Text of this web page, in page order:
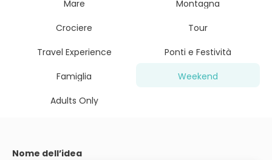
Mare
Montagna
Crociere
Tour
Travel Experience
Ponti e Festività
Famiglia
Weekend
Adults Only
Nome dell’idea